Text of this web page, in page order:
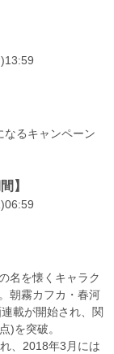
なるキャンペーン
】
名を懐くキャラク
朝霧カフカ・春河
載が開始され、関
)を突破。
、2018年3月には